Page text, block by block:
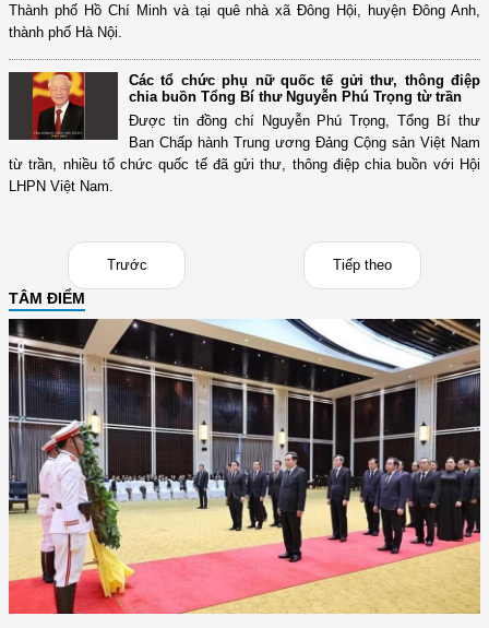
Thành phố Hồ Chí Minh và tại quê nhà xã Đông Hội, huyện Đông Anh,
thành phố Hà Nội.
Các tổ chức phụ nữ quốc tế gửi thư, thông điệp
chia buồn Tổng Bí thư Nguyễn Phú Trọng từ trần
Được tin đồng chí Nguyễn Phú Trọng, Tổng Bí thư
Ban Chấp hành Trung ương Đảng Cộng sản Việt Nam
từ trần, nhiều tổ chức quốc tế đã gửi thư, thông điệp chia buồn với Hội
LHPN Việt Nam.
Trước Tiếp theo
TÂM ĐIỂM